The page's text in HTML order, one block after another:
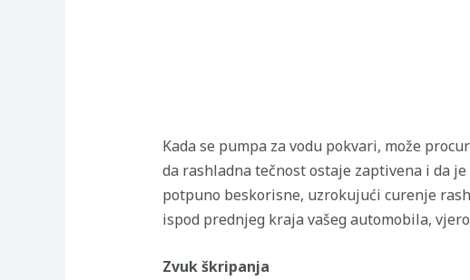
Kada se pumpa za vodu pokvari, može
da rashladna tečnost ostaje zaptivena i da
potpuno beskorisne, uzrokujući curenje
ispod prednjeg kraja vašeg automobila,
Zvuk škripanja